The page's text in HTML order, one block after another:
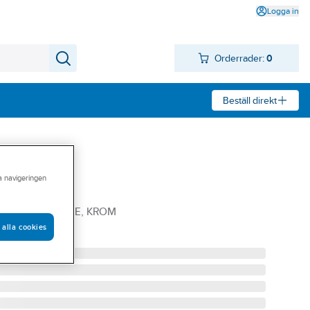
Logga in
Orderrader: 0
Beställ direkt
Mora
FLEX.FÄSTE, KROM
navigeringen
alla cookies